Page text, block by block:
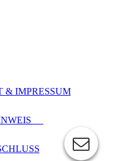
& IMPRESSUM